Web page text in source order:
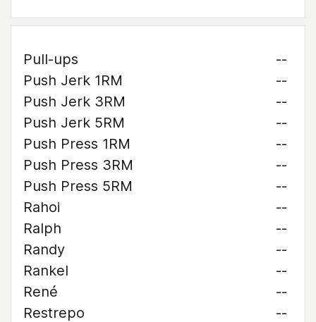
Pull-ups
--
Push Jerk 1RM
--
Push Jerk 3RM
--
Push Jerk 5RM
--
Push Press 1RM
--
Push Press 3RM
--
Push Press 5RM
--
Rahoi
--
Ralph
--
Randy
--
Rankel
--
René
--
Restrepo
--